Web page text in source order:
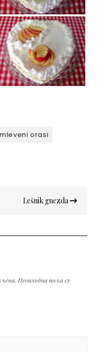
mleveni orasi
Lešnik gnezda
Неопходна поља су